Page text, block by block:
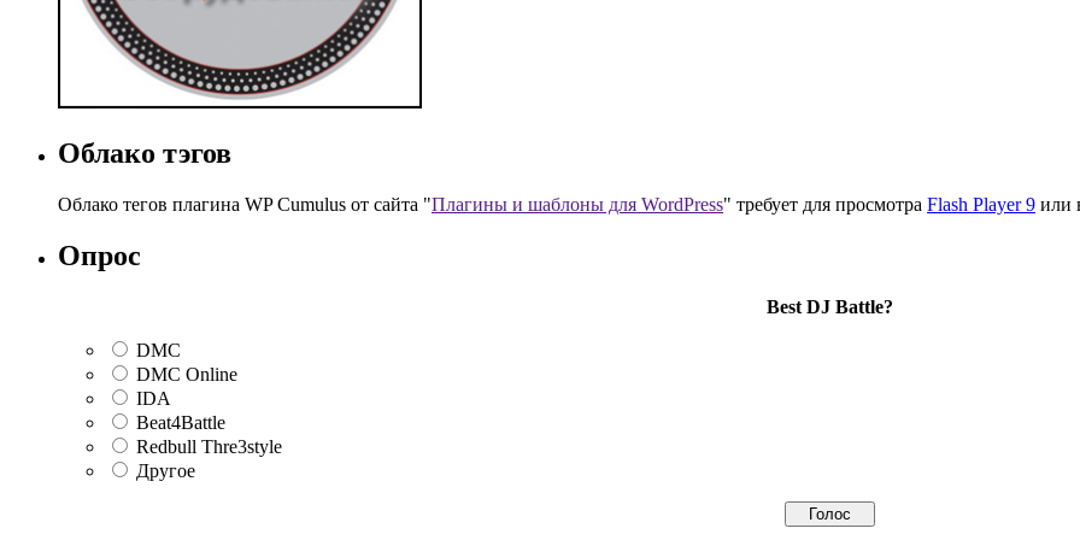
Облако тэгов
Облако тегов плагина WP Cumulus от сайта "Плагины и шаблоны для WordPress" требует для просмотра Flash Player 9 или
Опрос
Best DJ Battle?
DMC
DMC Online
IDA
Beat4Battle
Redbull Thre3style
Другое